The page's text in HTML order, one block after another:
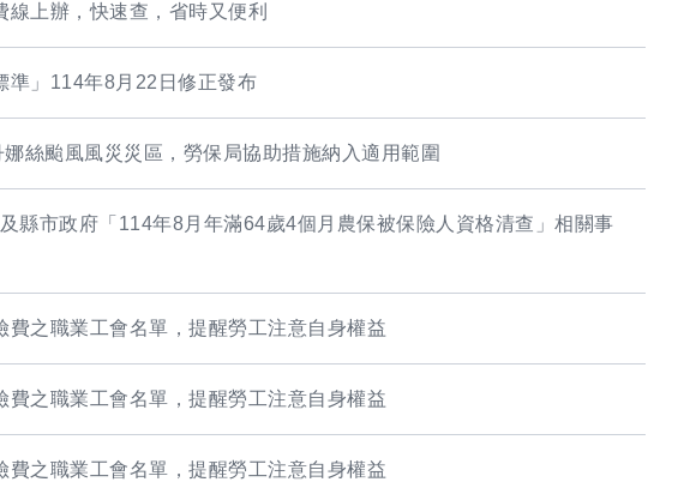
上辦，快速查，省時又便利
準」114年8月22日修正發布
絲颱風風災災區，勞保局協助措施納入適用範圍
縣市政府「114年8月年滿64歲4個月農保被保險人資格清查」相關事
之職業工會名單，提醒勞工注意自身權益
之職業工會名單，提醒勞工注意自身權益
之職業工會名單，提醒勞工注意自身權益